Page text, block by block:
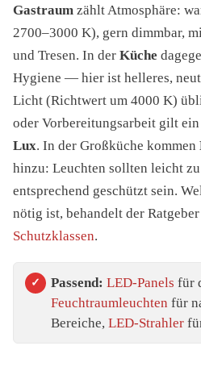
Gastraum zählt Atmosphäre:
2700–3000 K), gern dimmbar,
und Tresen. In der Küche
Hygiene — hier ist helleres,
Licht (Richtwert um 4000 K)
oder Vorbereitungsarbeit gilt
Lux. In der Großküche kommen
hinzu: Leuchten sollten leicht
entsprechend geschützt sein.
nötig ist, behandelt der Ratgeber
Schutzklassen.
Passend: LED-Panels für
Feuchtraumleuchten für
Bereiche, LED-Strahler